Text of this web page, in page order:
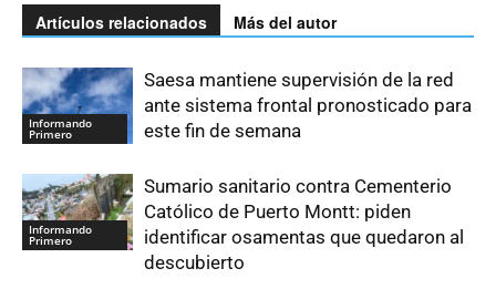
Artículos relacionados Más del autor
Informando
Primero
Saesa mantiene supervisión de la red
ante sistema frontal pronosticado para
este fin de semana
Informando
Primero
Sumario sanitario contra Cementerio
Católico de Puerto Montt: piden
identificar osamentas que quedaron al
descubierto